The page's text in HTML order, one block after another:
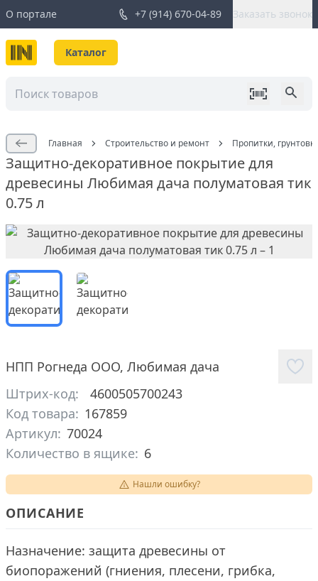
О портале +7 (914) 670-04-89 Заказать звонок
Каталог
Главная Строительство и ремонт Пропитки,
Защитно-декоративное покрытие для
древесины Любимая дача полуматовая тик
0.75 л
НПП Рогнеда ООО, Любимая дача
Штрих-код:
4600505700243
Код товара: 167859
Артикул: 70024
Количество в ящике: 6
Нашли ошибку?
ОПИСАНИЕ
Назначение: защита древесины от
биопоражений (гниения, плесени, грибка,